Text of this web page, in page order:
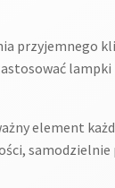
przyjemnego
element